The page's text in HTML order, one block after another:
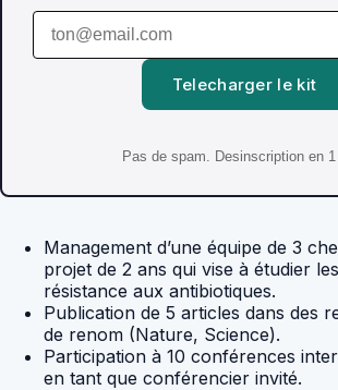
Telecharger le kit
Pas de spam. Desinscription en 1
Management d’une équipe de 3
projet de 2 ans qui vise à étudier
résistance aux antibiotiques.
Publication de 5 articles dans des
de renom (Nature, Science).
Participation à 10 conférences
en tant que conférencier invité.